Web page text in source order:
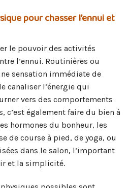
pour chasser l’ennui et
le pouvoir des activités
l’ennui. Routinières ou
sensation immédiate de
canaliser l’énergie qui
vers des comportements
c’est également faire du bien à
hormones du bonheur, les
de course à pied, de yoga, ou
dans le salon, l’important
et la simplicité.